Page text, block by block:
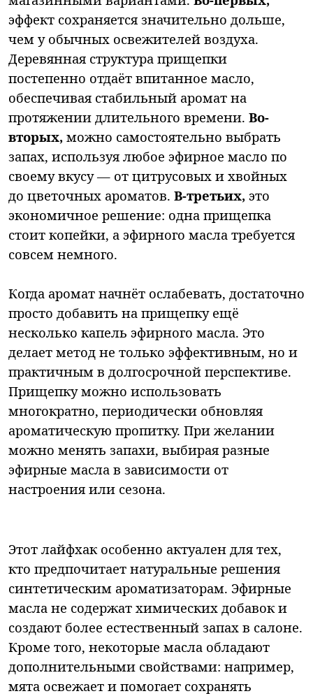
эффект сохраняется значительно дольше,
чем у обычных освежителей воздуха.
Деревянная структура прищепки
постепенно отдаёт впитанное масло,
обеспечивая стабильный аромат на
протяжении длительного времени. Во-
вторых, можно самостоятельно выбрать
запах, используя любое эфирное масло по
своему вкусу — от цитрусовых и хвойных
до цветочных ароматов. В-третьих, это
экономичное решение: одна прищепка
стоит копейки, а эфирного масла требуется
совсем немного.
Когда аромат начнёт ослабевать, достаточно
просто добавить на прищепку ещё
несколько капель эфирного масла. Это
делает метод не только эффективным, но и
практичным в долгосрочной перспективе.
Прищепку можно использовать
многократно, периодически обновляя
ароматическую пропитку. При желании
можно менять запахи, выбирая разные
эфирные масла в зависимости от
настроения или сезона.
Этот лайфхак особенно актуален для тех,
кто предпочитает натуральные решения
синтетическим ароматизаторам. Эфирные
масла не содержат химических добавок и
создают более естественный запах в салоне.
Кроме того, некоторые масла обладают
дополнительными свойствами: например,
мята освежает и помогает сохранять